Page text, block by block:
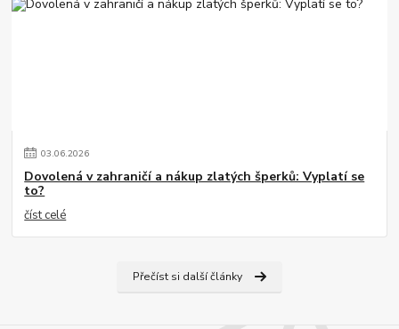
03.06.2026
Dovolená v zahraničí a nákup zlatých šperků: Vyplatí se
to?
číst celé
Přečíst si další články